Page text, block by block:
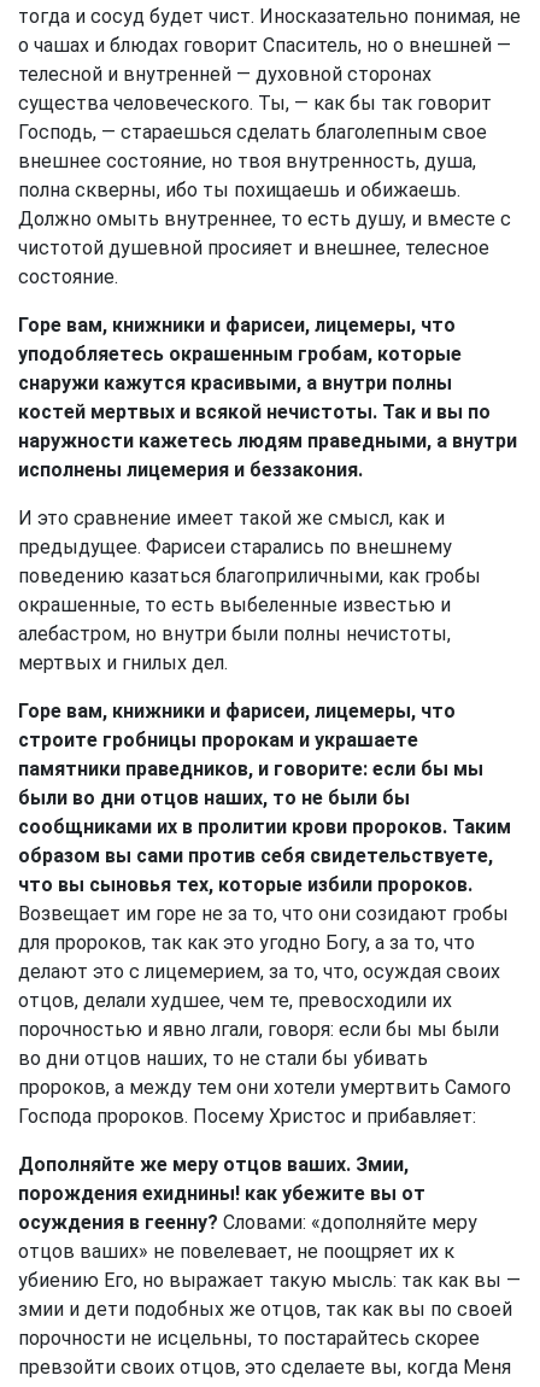
тогда и сосуд будет чист. Иносказательно понимая, не
о чашах и блюдах говорит Спаситель, но о внешней —
телесной и внутренней — духовной сторонах
существа человеческого. Ты, — как бы так говорит
Господь, — стараешься сделать благолепным свое
внешнее состояние, но твоя внутренность, душа,
полна скверны, ибо ты похищаешь и обижаешь.
Должно омыть внутреннее, то есть душу, и вместе с
чистотой душевной просияет и внешнее, телесное
состояние.
Горе вам, книжники и фарисеи, лицемеры, что
уподобляетесь окрашенным гробам, которые
снаружи кажутся красивыми, а внутри полны
костей мертвых и всякой нечистоты. Так и вы по
наружности кажетесь людям праведными, а внутри
исполнены лицемерия и беззакония.
И это сравнение имеет такой же смысл, как и
предыдущее. Фарисеи старались по внешнему
поведению казаться благоприличными, как гробы
окрашенные, то есть выбеленные известью и
алебастром, но внутри были полны нечистоты,
мертвых и гнилых дел.
Горе вам, книжники и фарисеи, лицемеры, что
строите гробницы пророкам и украшаете
памятники праведников, и говорите: если бы мы
были во дни отцов наших, то не были бы
сообщниками их в пролитии крови пророков. Таким
образом вы сами против себя свидетельствуете,
что вы сыновья тех, которые избили пророков.
Возвещает им горе не за то, что они созидают гробы
для пророков, так как это угодно Богу, а за то, что
делают это с лицемерием, за то, что, осуждая своих
отцов, делали худшее, чем те, превосходили их
порочностью и явно лгали, говоря: если бы мы были
во дни отцов наших, то не стали бы убивать
пророков, а между тем они хотели умертвить Самого
Господа пророков. Посему Христос и прибавляет:
Дополняйте же меру отцов ваших. Змии,
порождения ехиднины! как убежите вы от
осуждения в геенну? Словами: «дополняйте меру
отцов ваших» не повелевает, не поощряет их к
убиению Его, но выражает такую мысль: так как вы —
змии и дети подобных же отцов, так как вы по своей
порочности не исцельны, то постарайтесь скорее
превзойти своих отцов, это сделаете вы, когда Меня